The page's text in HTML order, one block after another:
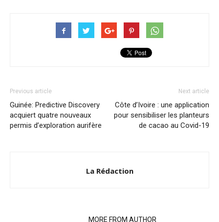
Previous article
Guinée: Predictive Discovery
acquiert quatre nouveaux
permis d’exploration aurifère
Next article
Côte d’Ivoire : une application
pour sensibiliser les planteurs
de cacao au Covid-19
La Rédaction
MORE FROM AUTHOR